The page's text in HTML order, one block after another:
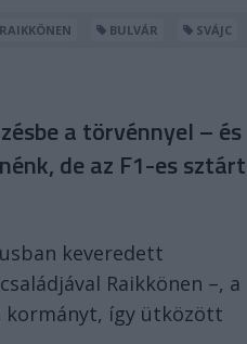
BULVÁR SVÁJC
a törvénnyel – és
de az F1-es sztárt
keveredett
Raikkönen –, a
kormányt, így ütközött